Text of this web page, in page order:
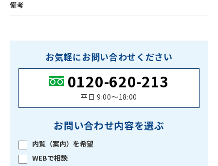
備考
お気軽にお問い合わせください
0120-620-213
平日 9:00〜18:00
お問い合わせ内容を選ぶ
内覧（案内）を希望
WEBで相談